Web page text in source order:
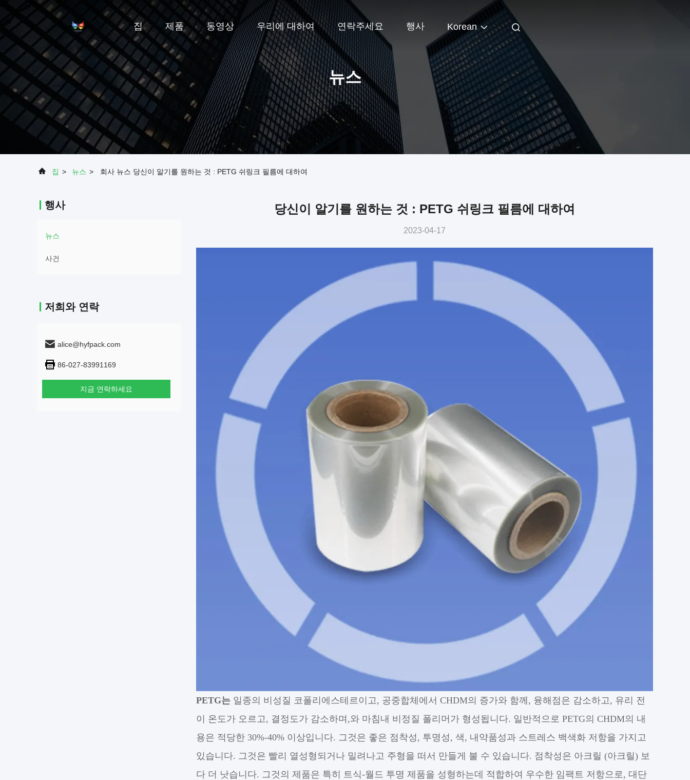
집 제품 동영상 우리에 대하여 연락주세요 행사 Korean
뉴스
집 > 뉴스 > 회사 뉴스 당신이 알기를 원하는 것 : PETG 쉬링크 필름에 대하여
행사
뉴스
사건
저희와 연락
alice@hyfpack.com
86-027-83991169
지금 연락하세요
당신이 알기를 원하는 것 : PETG 쉬링크 필름에 대하여
2023-04-17
PETG는 일종의 비성질 코폴리에스테르이고, 공중합체에서 CHDM의 증가와 함께, 융해점은 감소하고, 유리 전
이 온도가 오르고, 결정도가 감소하며,와 마침내 비정질 폴리머가 형성됩니다. 일반적으로 PETG의 CHDM의 내
용은 적당한 30%-40% 이상입니다. 그것은 좋은 점착성, 투명성, 색, 내약품성과 스트레스 백색화 저항을 가지고
있습니다. 그것은 빨리 열성형되거나 밀려나고 주형을 떠서 만들게 불 수 있습니다. 점착성은 아크릴 (아크릴) 보
다 더 낫습니다. 그것의 제품은 특히 트식-월드 투명 제품을 성형하는데 적합하여 우수한 임팩트 저항으로, 대단